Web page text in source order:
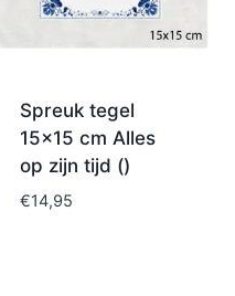
Spreuk tegel
15×15 cm Alles
op zijn tijd ()
€14,95